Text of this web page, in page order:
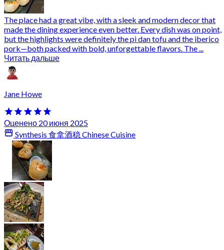
The place had a great vibe, with a sleek and modern decor that
made the dining experience even better. Every dish was on point,
but the highlights were definitely the pi dan tofu and the iberico
pork—both packed with bold, unforgettable flavors. The ...
Читать дальше
Jane Howe
Оценено 20 июня 2025
Synthesis 食拿酒稳 Chinese Cuisine